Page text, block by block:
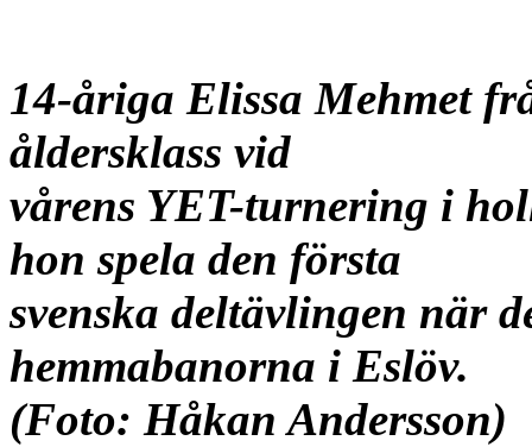
14-åriga Elissa Mehmet
åldersklass vid
vårens YET-turnering i
hon spela den första
svenska deltävlingen när
hemmabanorna i Eslöv.
(Foto: Håkan Andersson)